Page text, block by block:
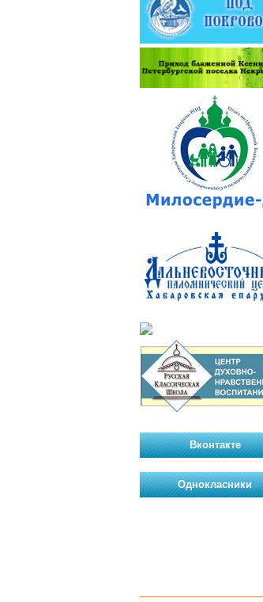
Вконтакте
Однокласники